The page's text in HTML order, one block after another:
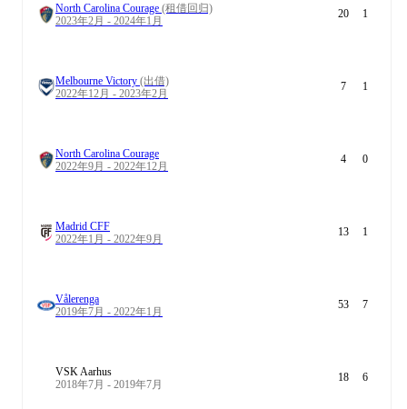
North Carolina Courage (租借回归)
2023年2月 - 2024年1月
20 1
Melbourne Victory (出借)
2022年12月 - 2023年2月
7 1
North Carolina Courage
2022年9月 - 2022年12月
4 0
Madrid CFF
2022年1月 - 2022年9月
13 1
Vålerenga
2019年7月 - 2022年1月
53 7
VSK Aarhus
2018年7月 - 2019年7月
18 6